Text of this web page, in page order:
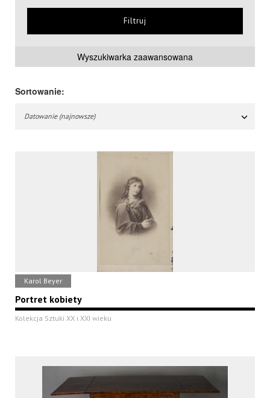
Filtruj
Wyszukiwarka zaawansowana
Sortowanie:
Datowanie (najnowsze)
Karol Beyer
Portret kobiety
Kolekcja Sztuki XX i XXI wieku